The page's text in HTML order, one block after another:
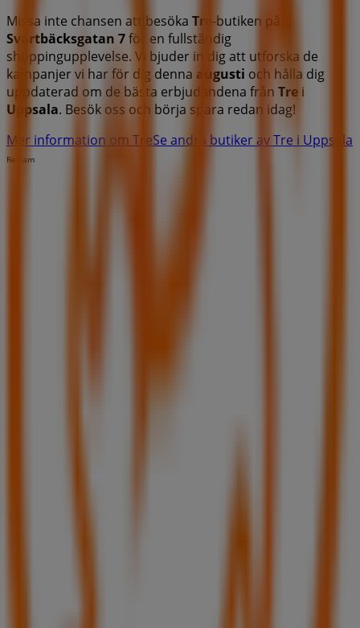
Missa inte chansen att besöka Tre -butiken på
Svartbäcksgatan 7för en fullständig
shoppingupplevelse. Vi bjuder in dig att utforska de
kampanjer vi har för dig denna augusti och hålla dig
uppdaterad om de bästa erbjudandena från Tre i
Uppsala. Besök oss och börja spara redan idag!
Mer information om TreSe andra butiker av Tre i Uppsala
Reklam